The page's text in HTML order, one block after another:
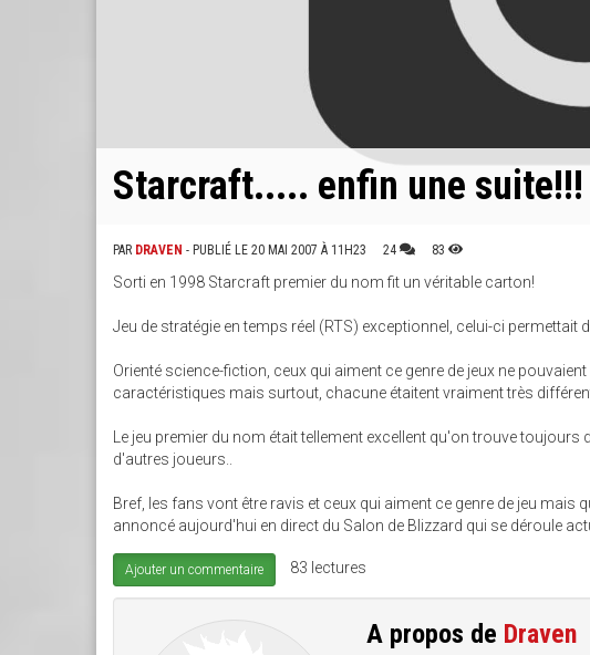
Starcraft..... enfin une suite!!!
PAR DRAVEN - PUBLIÉ LE 20 MAI 2007 À 11H23 24 83
Sorti en 1998 Starcraft premier du nom fit un véritable carton!
Jeu de stratégie en temps réel (RTS) exceptionnel, celui-ci
Orienté science-fiction, ceux qui aiment ce genre de jeux ne
caractéristiques mais surtout, chacune étaitent vraiment très
Le jeu premier du nom était tellement excellent qu'on trouve
d'autres joueurs..
Bref, les fans vont être ravis et ceux qui aiment ce genre de jeu mais
annoncé aujourd'hui en direct du Salon de Blizzard qui se déroule
Ajouter un commentaire 83 lectures
A propos de Draven